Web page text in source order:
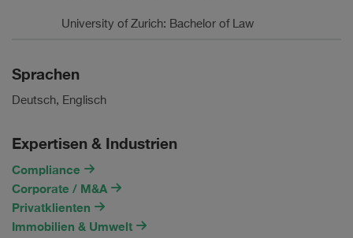
University of Zurich: Bachelor of Law
Sprachen
Deutsch, Englisch
Expertisen & Industrien
Compliance
Corporate / M&A
Privatklienten
Immobilien & Umwelt